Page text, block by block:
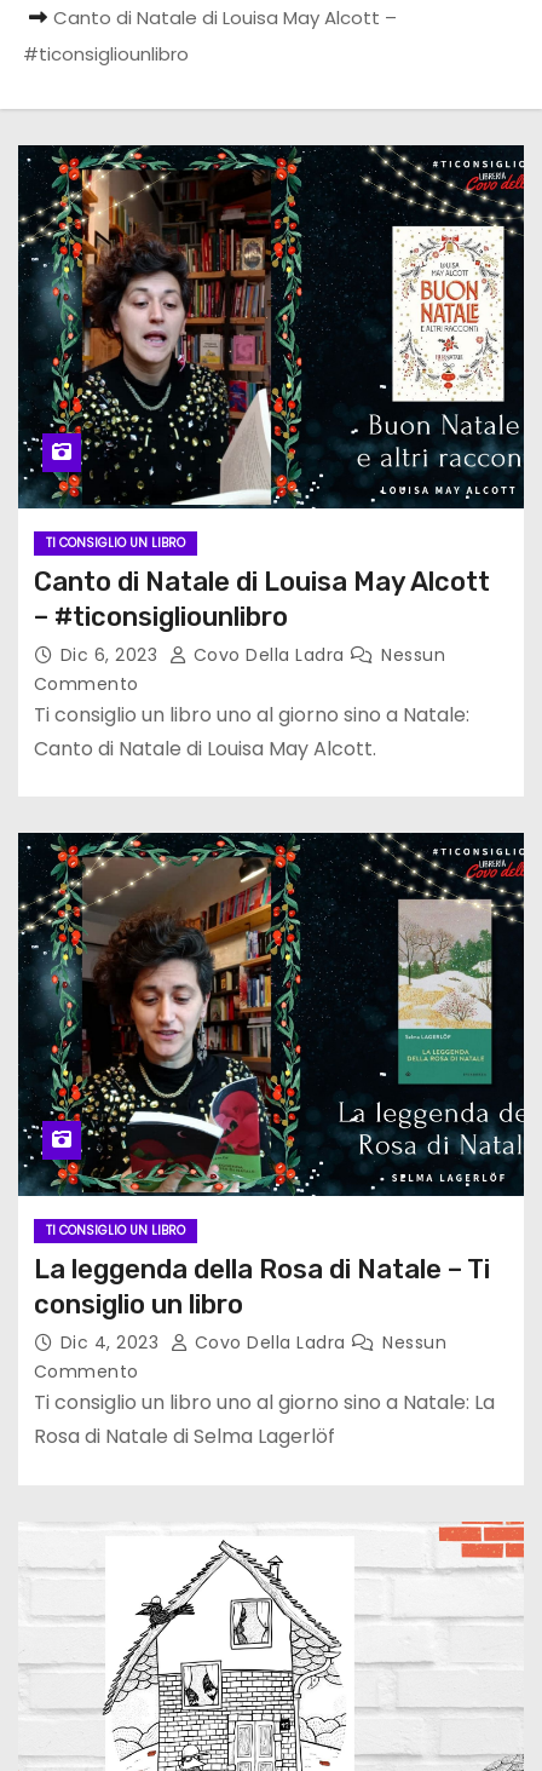
Canto di Natale di Louisa May Alcott –
#ticonsigliounlibro
TI CONSIGLIO UN LIBRO
Canto di Natale di Louisa May Alcott
– #ticonsigliounlibro
Dic 6, 2023 Covo Della Ladra
Nessun
Commento
Ti consiglio un libro uno al giorno sino a Natale:
Canto di Natale di Louisa May Alcott.
TI CONSIGLIO UN LIBRO
La leggenda della Rosa di Natale – Ti
consiglio un libro
Dic 4, 2023 Covo Della Ladra
Nessun
Commento
Ti consiglio un libro uno al giorno sino a Natale: La
Rosa di Natale di Selma Lagerlöf